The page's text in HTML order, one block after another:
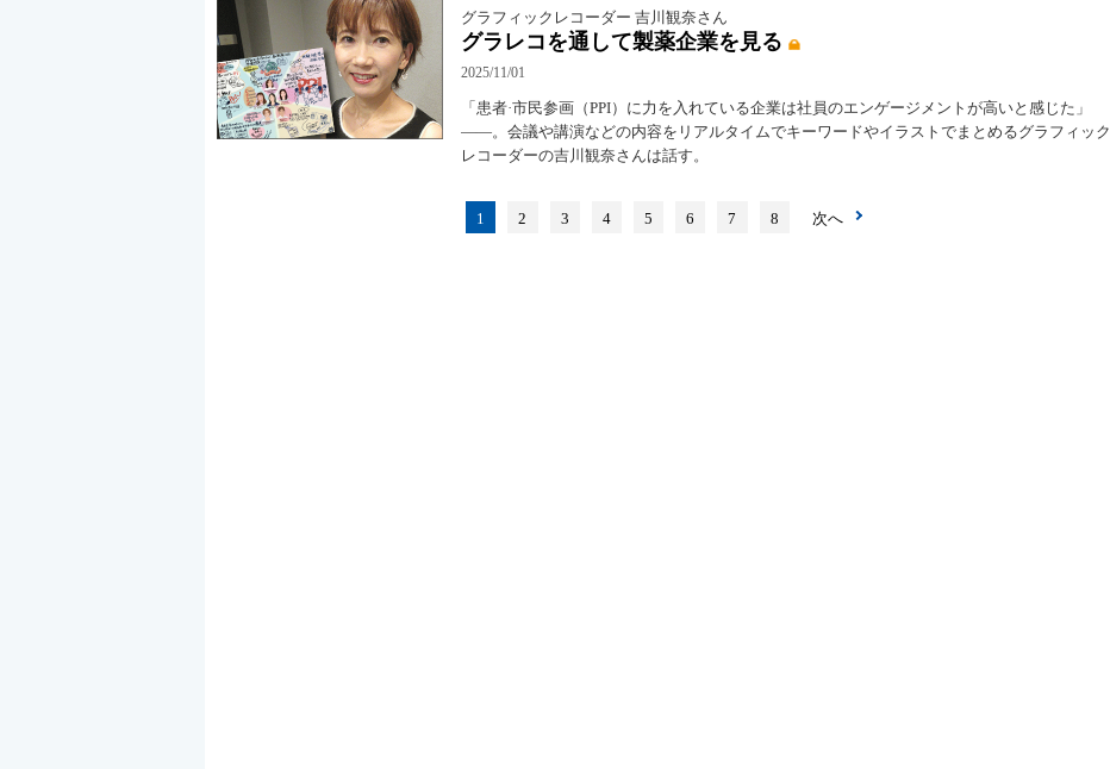
グラフィックレコーダー 吉川観奈さん
グラレコを通して製薬企業を見る
2025/11/01
「患者·市民参画（PPI）に力を入れている企業は社員のエンゲージメントが高いと感じた」
――。会議や講演などの内容をリアルタイムでキーワードやイラストでまとめるグラフィック
レコーダーの吉川観奈さんは話す。
1 2 3 4 5 6 7 8 次へ